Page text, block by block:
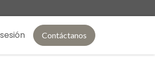
Contáctanos